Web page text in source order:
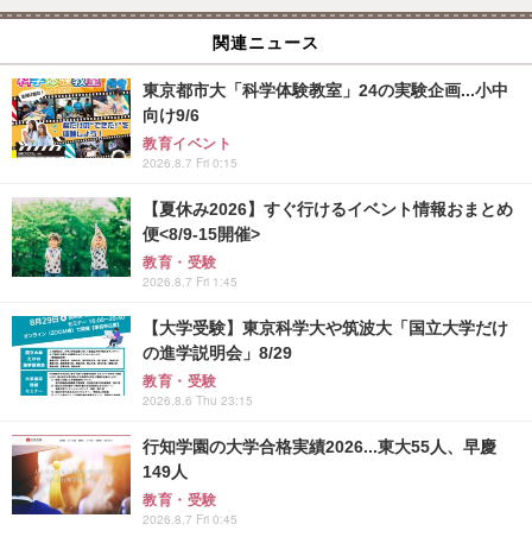
関連ニュース
東京都市大「科学体験教室」24の実験企画...小中
向け9/6
教育イベント
2026.8.7 Fri 0:15
【夏休み2026】すぐ行けるイベント情報おまとめ
便<8/9-15開催>
教育・受験
2026.8.7 Fri 1:45
【大学受験】東京科学大や筑波大「国立大学だけ
の進学説明会」8/29
教育・受験
2026.8.6 Thu 23:15
行知学園の大学合格実績2026...東大55人、早慶
149人
教育・受験
2026.8.7 Fri 0:45